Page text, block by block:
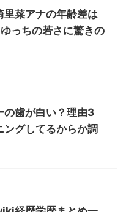
里菜アナの年齢差は
っちの若さに驚きの
の歯が白い？理由3
ングしてるからか調